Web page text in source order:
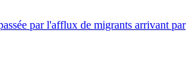
par l'afflux de migrants arrivant par